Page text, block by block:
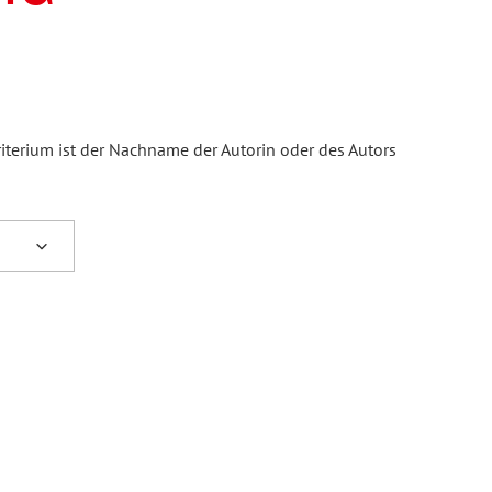
ist der Nachname der Autorin oder des Autors